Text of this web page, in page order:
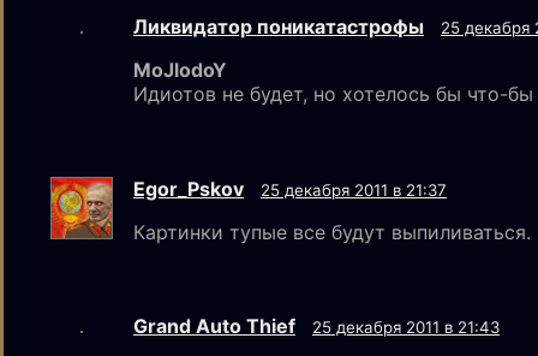
Ликвидатор поникатастрофы 25 декабря
MoJlodoY
Идиотов не будет, но хотелось бы что-
Egor_Pskov 25 декабря 2011 в 21:37
Картинки тупые все будут выпиливаться.
Grand Auto Thief 25 декабря 2011 в 21:43